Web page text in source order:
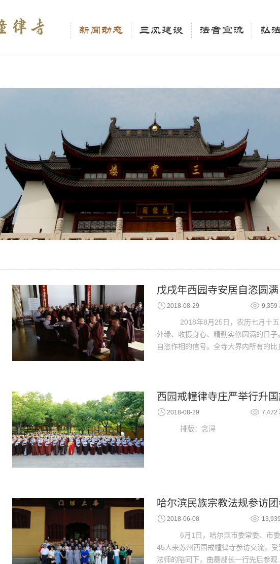
= single_tag_title('', false); $description = tag_description(); } $keywords =
新闻动态 三风建设 法音宣流 弘
戊戌年西园寺安居自恣圆满
2018-08-29 9,359
2018年8月25日，农历七月十五
外缘、收摄身心、精勤实修圆满的日
自恣作相的信号。全寺大界内所有的比
西园戒幢律寺庄严举行升
2018-08-29 7,472
排版：念浔
哈尔滨民族宗教法规参访
2018-06-08
6月1日，哈尔滨市委常委、市
45人来苏州西园戒幢律寺参访交流，
法师的陪同下，曲磊部长一行先后参观…